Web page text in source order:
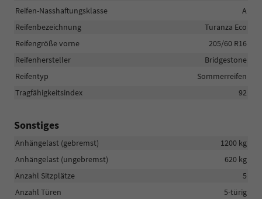
Reifen-Nasshaftungsklasse
A
Reifenbezeichnung
Turanza Eco
Reifengröße vorne
205/60 R16
Reifenhersteller
Bridgestone
Reifentyp
Sommerreifen
Tragfähigkeitsindex
92
Sonstiges
Anhängelast (gebremst)
1200 kg
Anhängelast (ungebremst)
620 kg
Anzahl Sitzplätze
5
Anzahl Türen
5-türig